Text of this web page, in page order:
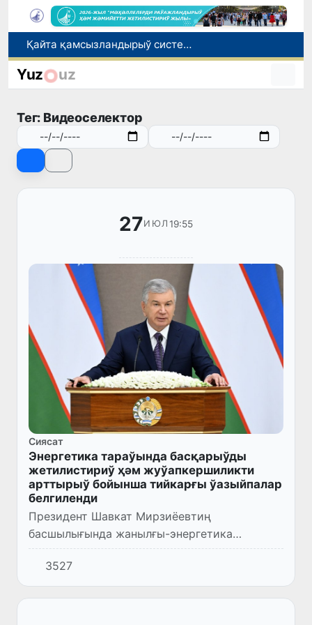
Қайта қамсызландырыў системасы тез раўажланып атырған Өзбекстан экономикасы ушын не береди?
Ташкент аўыр атлетика бойынша Азия чемпионатына таярланбақта
Елимиз дөретиўшилери өз кәсиби ҳәм мийнети менен мақтанады
Yuz uz
Тег: Видеоселектор
27ИЮЛ 19:55
Сиясат
Энергетика тараўында басқарыўды
жетилистириў ҳәм жуўапкершиликти
арттырыў бойынша тийкарғы ўазыйпалар
белгиленди
Президент Шавкат Мирзиёевтиң
басшылығында жанылғы-энергетика
тараўындағы тийкарғы ўазыйпаларға
бағышланған видеоселектор мәжилиси
өткерилди.
3527